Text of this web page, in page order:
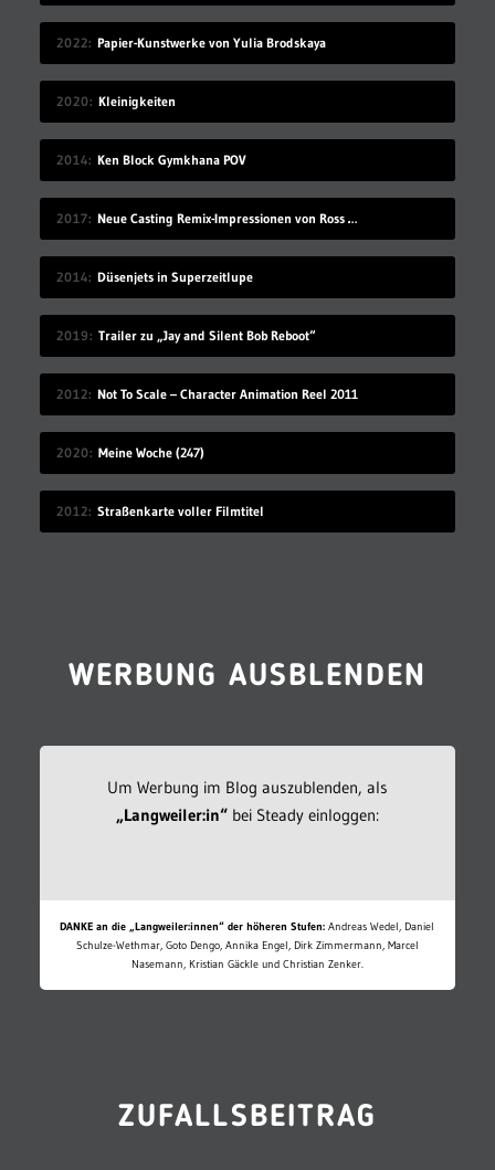
2022 Papier-Kunstwerke von Yulia Brodskaya
2020 Kleinigkeiten
2014 Ken Block Gymkhana POV
2017 Neue Casting Remix-Impressionen von Ross Marquand
2014 Düsenjets in Superzeitlupe
2019 Trailer zu „Jay and Silent Bob Reboot“
2012 Not To Scale – Character Animation Reel 2011
2020 Meine Woche (247)
2012 Straßenkarte voller Filmtitel
WERBUNG AUSBLENDEN
Um Werbung im Blog auszublenden, als
„Langweiler:in“bei Steady einloggen:
DANKE an die „Langweiler:innen“ der höheren Stufen: Andreas Wedel, Daniel
Schulze-Wethmar, Goto Dengo, Annika Engel, Dirk Zimmermann, Marcel
Nasemann, Kristian Gäckle und Christian Zenker.
ZUFALLSBEITRAG